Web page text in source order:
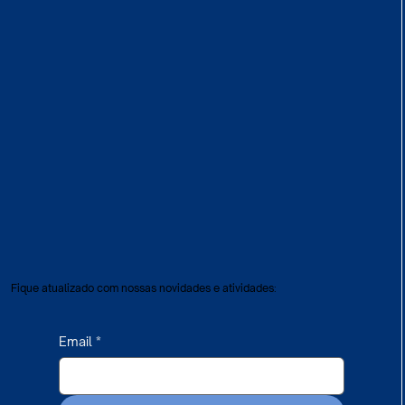
Fique atualizado com nossas novidades e atividades:
Email *